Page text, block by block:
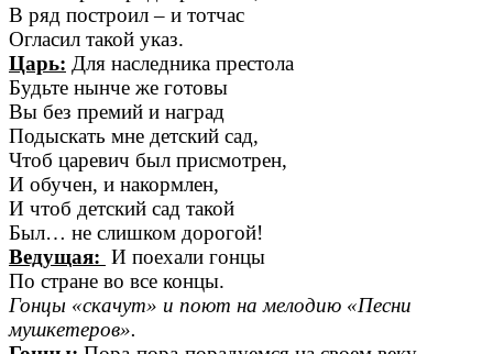
В ряд построил – и тотчас
Огласил такой указ.
Царь: Для наследника престола
Будьте нынче же готовы
Вы без премий и наград
Подыскать мне детский сад,
Чтоб царевич был присмотрен,
И обучен, и накормлен,
И чтоб детский сад такой
Был… не слишком дорогой!
Ведущая: И поехали гонцы
По стране во все концы.
Гонцы «скачут» и поют на мелодию «Песни
мушкетеров».